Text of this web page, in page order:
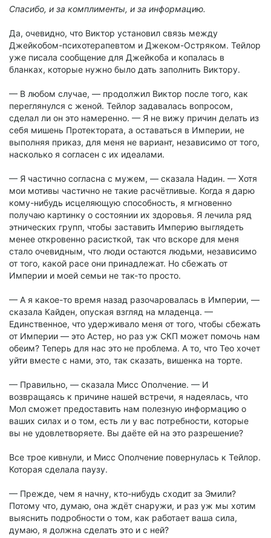
Спасибо, и за комплименты, и за информацию.
Да, очевидно, что Виктор установил связь между
Джейкобом-психотерапевтом и Джеком-Остряком. Тейлор
уже писала сообщение для Джейкоба и копалась в
бланках, которые нужно было дать заполнить Виктору.
— В любом случае, — продолжил Виктор после того, как
переглянулся с женой. Тейлор задавалась вопросом,
сделал ли он это намеренно. — Я не вижу причин делать из
себя мишень Протектората, а оставаться в Империи, не
выполняя приказ, для меня не вариант, независимо от того,
насколько я согласен с их идеалами.
— Я частично согласна с мужем, — сказала Надин. — Хотя
мои мотивы частично не такие расчётливые. Когда я дарю
кому-нибудь исцеляющую способность, я мгновенно
получаю картинку о состоянии их здоровья. Я лечила ряд
этнических групп, чтобы заставить Империю выглядеть
менее откровенно расисткой, так что вскоре для меня
стало очевидным, что люди остаются людьми, независимо
от того, какой расе они принадлежат. Но сбежать от
Империи и моей семьи не так-то просто.
— А я какое-то время назад разочаровалась в Империи, —
сказала Кайден, опуская взгляд на младенца. —
Единственное, что удерживало меня от того, чтобы сбежать
от Империи — это Астер, но раз уж СКП может помочь нам
обеим? Теперь для нас это не проблема. А то, что Тео хочет
уйти вместе с нами, это, так сказать, вишенка на торте.
— Правильно, — сказала Мисс Ополчение. — И
возвращаясь к причине нашей встречи, я надеялась, что
Мол сможет предоставить нам полезную информацию о
ваших силах и о том, есть ли у вас потребности, которые
вы не удовлетворяете. Вы даёте ей на это разрешение?
Все трое кивнули, и Мисс Ополчение повернулась к Тейлор.
Которая сделала паузу.
— Прежде, чем я начну, кто-нибудь сходит за Эмили?
Потому что, думаю, она ждёт снаружи, и раз уж мы хотим
выяснить подробности о том, как работает ваша сила,
думаю, я должна сделать это и с ней?